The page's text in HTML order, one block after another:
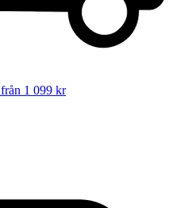
från 1 099 kr